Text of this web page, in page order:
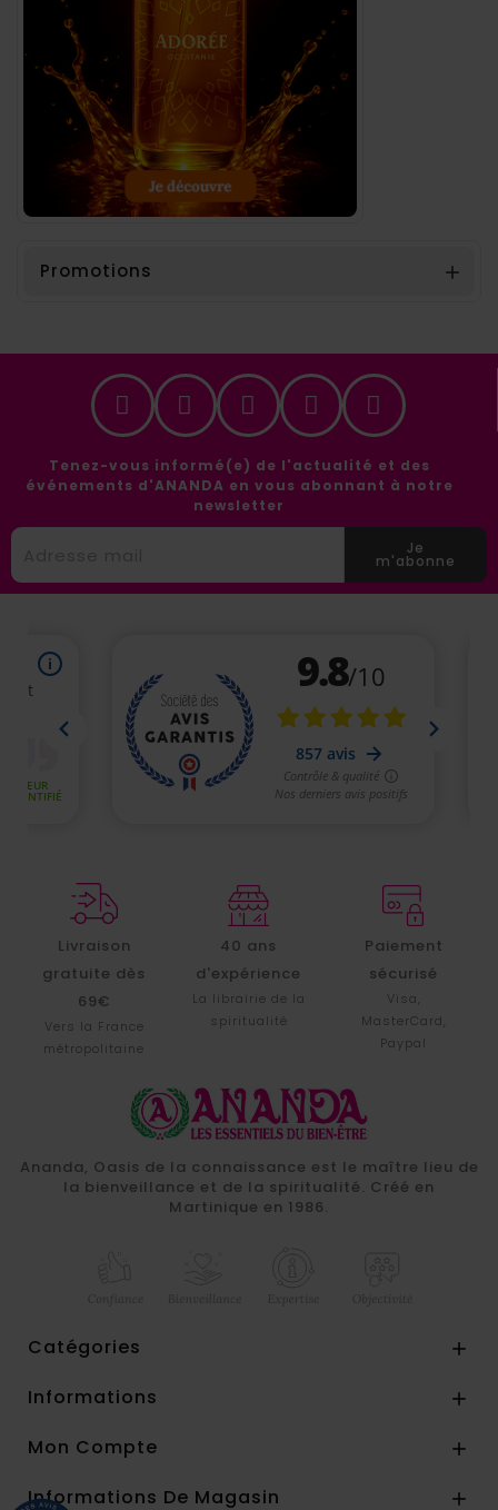
Promotions 
Tenez-vous informé(e) de l'actualité et des
événements d'ANANDA en vous abonnant à notre
newsletter
Je
m'abonne
Livraison
gratuite dès
69€
Vers la France
métropolitaine
40 ans
d'expérience
La librairie de la
spiritualité
Paiement
sécurisé
Visa,
MasterCard,
Paypal
Ananda, Oasis de la connaissance est le maître lieu de
la bienveillance et de la spiritualité. Créé en
Martinique en 1986.
Catégories 
Informations 
Mon Compte 
Informations De Magasin 